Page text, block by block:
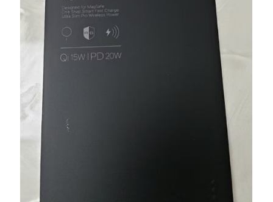
UV转印加工
玻纤热压电池盖
摄像头装饰件